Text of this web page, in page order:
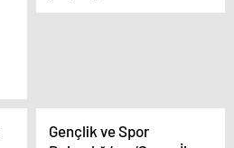
öğrenci sporla tanıştı
Gençlik ve Spor